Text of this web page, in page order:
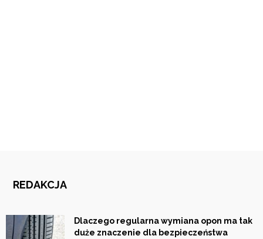
REDAKCJA
Dlaczego regularna wymiana opon ma tak
duże znaczenie dla bezpieczeństwa